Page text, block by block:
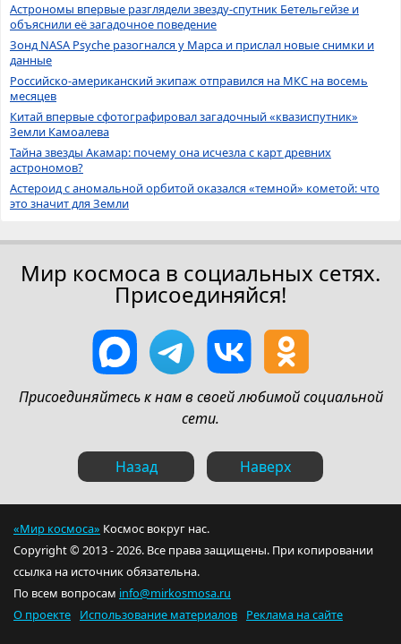
Астрономы впервые разглядели звезду-спутник Бетельгейзе и
объяснили её загадочное поведение
Зонд NASA Psyche разогнался у Марса и прислал новые снимки и
данные
Российско-американский экипаж отправился на МКС на восемь
месяцев
Китай впервые сфотографировал загадочный «квазиспутник»
Земли Камоалева
Тайна звезды Акамар: почему она исчезла с карт древних
астрономов?
Астероид с аномальной орбитой оказался «темной» кометой: что
это значит для Земли
Мир космоса в социальных сетях.
Присоединяйся!
Присоединяйтесь к нам в своей любимой социальной
сети.
Назад Наверх
«Мир космоса» Космос вокруг нас.
Copyright © 2013 - 2026. Все права защищены. При копировании
ссылка на источник обязательна.
По всем вопросам info@mirkosmosa.ru
О проекте
Использование материалов Реклама на сайте